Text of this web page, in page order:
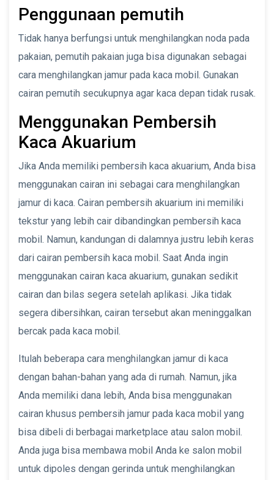
Penggunaan pemutih
Tidak hanya berfungsi untuk menghilangkan noda pada
pakaian, pemutih pakaian juga bisa digunakan sebagai
cara menghilangkan jamur pada kaca mobil. Gunakan
cairan pemutih secukupnya agar kaca depan tidak rusak.
Menggunakan Pembersih
Kaca Akuarium
Jika Anda memiliki pembersih kaca akuarium, Anda bisa
menggunakan cairan ini sebagai cara menghilangkan
jamur di kaca. Cairan pembersih akuarium ini memiliki
tekstur yang lebih cair dibandingkan pembersih kaca
mobil. Namun, kandungan di dalamnya justru lebih keras
dari cairan pembersih kaca mobil. Saat Anda ingin
menggunakan cairan kaca akuarium, gunakan sedikit
cairan dan bilas segera setelah aplikasi. Jika tidak
segera dibersihkan, cairan tersebut akan meninggalkan
bercak pada kaca mobil.
Itulah beberapa cara menghilangkan jamur di kaca
dengan bahan-bahan yang ada di rumah. Namun, jika
Anda memiliki dana lebih, Anda bisa menggunakan
cairan khusus pembersih jamur pada kaca mobil yang
bisa dibeli di berbagai marketplace atau salon mobil.
Anda juga bisa membawa mobil Anda ke salon mobil
untuk dipoles dengan gerinda untuk menghilangkan